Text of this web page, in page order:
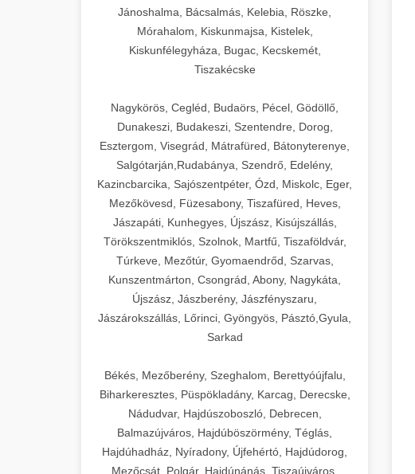
Jánoshalma, Bácsalmás, Kelebia, Röszke,
Mórahalom, Kiskunmajsa, Kistelek,
Kiskunfélegyháza, Bugac, Kecskemét,
Tiszakécske
Nagykörös, Cegléd, Budaörs, Pécel, Gödöllő,
Dunakeszi, Budakeszi, Szentendre, Dorog,
Esztergom, Visegrád, Mátrafüred, Bátonyterenye,
Salgótarján,Rudabánya, Szendrő, Edelény,
Kazincbarcika, Sajószentpéter, Ózd, Miskolc, Eger,
Mezőkövesd, Füzesabony, Tiszafüred, Heves,
Jászapáti, Kunhegyes, Újszász, Kisújszállás,
Törökszentmiklós, Szolnok, Martfű, Tiszaföldvár,
Túrkeve, Mezőtúr, Gyomaendrőd, Szarvas,
Kunszentmárton, Csongrád, Abony, Nagykáta,
Újszász, Jászberény, Jászfényszaru,
Jászárokszállás, Lőrinci, Gyöngyös, Pásztó,Gyula,
Sarkad
Békés, Mezőberény, Szeghalom, Berettyóújfalu,
Biharkeresztes, Püspökladány, Karcag, Derecske,
Nádudvar, Hajdúszoboszló, Debrecen,
Balmazújváros, Hajdúböszörmény, Téglás,
Hajdúhadház, Nyíradony, Újfehértó, Hajdúdorog,
Mezőcsát, Polgár, Hajdúnánás, Tiszaújváros,